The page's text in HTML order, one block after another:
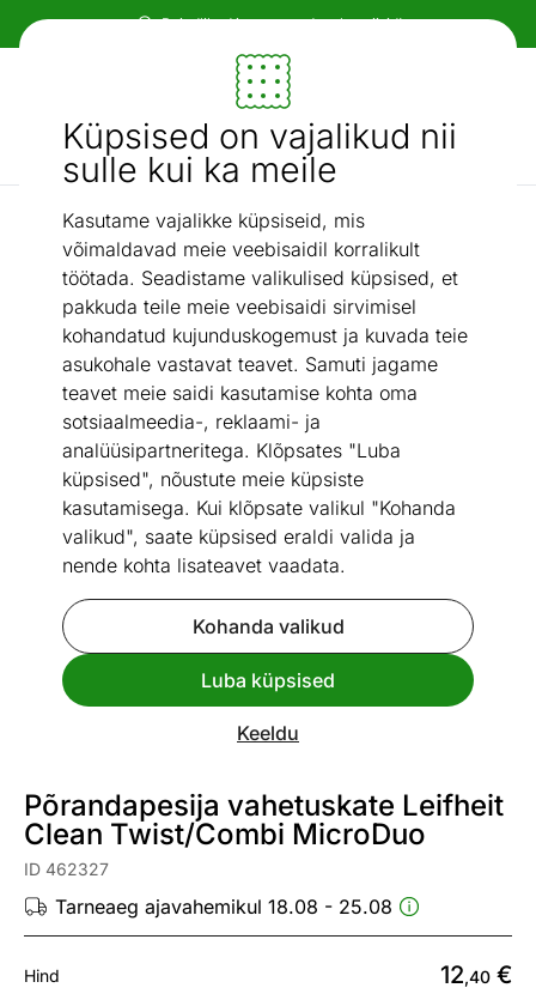
Küpsised on vajalikud nii
sulle kui ka meile
Kasutame vajalikke küpsiseid, mis
võimaldavad meie veebisaidil korralikult
töötada. Seadistame valikulised küpsised, et
pakkuda teile meie veebisaidi sirvimisel
kohandatud kujunduskogemust ja kuvada teie
asukohale vastavat teavet. Samuti jagame
teavet meie saidi kasutamise kohta oma
sotsiaalmeedia-, reklaami- ja
analüüsipartneritega. Klõpsates "Luba
küpsised", nõustute meie küpsiste
kasutamisega. Kui klõpsate valikul "Kohanda
valikud", saate küpsised eraldi valida ja
nende kohta lisateavet vaadata.
Kohanda valikud
Luba küpsised
Keeldu
Paindlikud ja mugavad makseviisid!
Mööbel ja sisustus - ON24
Otsi...
AI otsing
Varumopid ja -lapid
Põrandapesija vahetuskate Leifheit Clean Twist/Combi
Go to slide 1
Go to slide 2
Vaata sarnaseid
Põrandapesija vahetuskate Leifheit
Clean Twist/Combi MicroDuo
ID 462327
Tarneaeg ajavahemikul 18.08 - 25.08
Hind 12,40 €